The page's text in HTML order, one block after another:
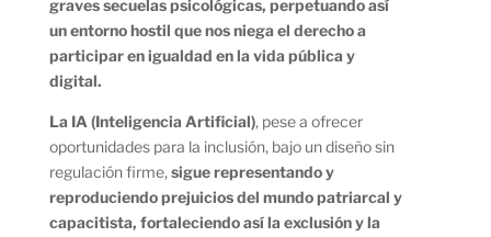
graves secuelas psicológicas, perpetuando así
un entorno hostil que nos niega el derecho a
participar en igualdad en la vida pública y
digital.
La IA (Inteligencia Artificial), pese a ofrecer
oportunidades para la inclusión, bajo un diseño sin
regulación firme,sigue representando y
reproduciendo prejuicios del mundo patriarcal y
capacitista, fortaleciendo así la exclusión y la